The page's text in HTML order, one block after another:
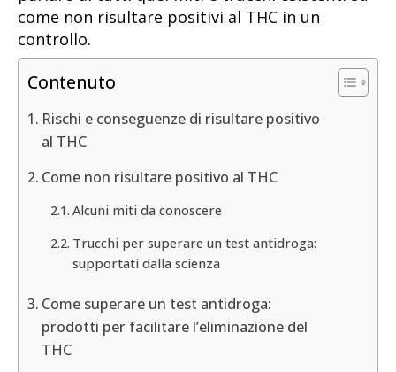
come non risultare positivi al THC in un
controllo.
Contenuto
Rischi e conseguenze di risultare positivo
al THC
Come non risultare positivo al THC
Alcuni miti da conoscere
Trucchi per superare un test antidroga:
supportati dalla scienza
Come superare un test antidroga:
prodotti per facilitare l’eliminazione del
THC